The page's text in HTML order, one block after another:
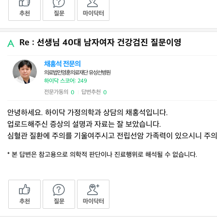
추천 질문 마이닥터
Re : 선생님 40대 남자여자 건강검진 질문이영
채홍석 전문의
의료법인영훈의료재단 유성선병원
하이닥 스코어: 249
전문가동의 0 답변추천 0
안녕하세요. 하이닥 가정의학과 상담의 채홍석입니다.
업로드해주신 증상의 설명과 자료는 잘 보았습니다.
심혈관 질환에 주의를 기울여주시고 전립선암 가족력이 있으시니 주
* 본 답변은 참고용으로 의학적 판단이나 진료행위로 해석될 수 없습니다.
추천 질문 마이닥터